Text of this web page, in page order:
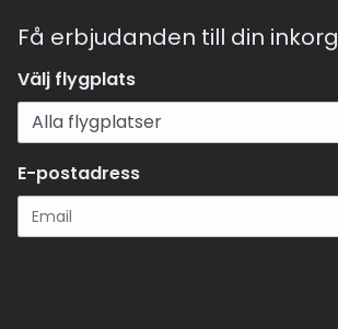
Få erbjudanden till din inkorg
Välj flygplats
E-postadress